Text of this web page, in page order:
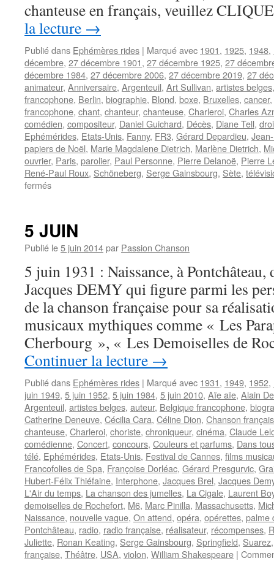
chanteuse en français, veuillez
la lecture →
Publié dans Ephémères rides | Marqué avec 1901, 1925, 1948,
décembre, 27 décembre 1901, 27 décembre 1925, 27
décembre 1984, 27 décembre 2006, 27 décembre 2019, 27
animateur, Anniversaire, Argenteuil, Art Sullivan, artistes belges
francophone, Berlin, biographie, Blond, boxe, Bruxelles, cancer,
francophone, chant, chanteur, chanteuse, Charleroi, Charles
comédien, compositeur, Daniel Guichard, Décès, Diane Tell,
Ephémérides, Etats-Unis, Fanny, FR3, Gérard Depardieu,
papiers de Noël, Marie Magdalene Dietrich, Marlène Dietrich,
ouvrier, Paris, parolier, Paul Personne, Pierre Delanoë, Pierre
René-Paul Roux, Schöneberg, Serge Gainsbourg, Sète,
ferméssur
5 JUIN
Publié le5 juin 2014par Passion Chanson
5 juin 1931 : Naissance, à Pontchâteau,
Jacques DEMY qui figure parmi les
de la chanson française pour sa
musicaux mythiques comme « Les
Cherbourg », « Les Demoiselles de
Continuer la lecture →
Publié dans Ephémères rides | Marqué avec 1931, 1949, 1952,
juin 1949, 5 juin 1952, 5 juin 1984, 5 juin 2010, Aïe aïe, Alain
Argenteuil, artistes belges, auteur, Belgique francophone,
Catherine Deneuve, Cécilia Cara, Céline Dion, Chanson
chanteuse, Charleroi, choriste, chroniqueur, cinéma, Claude
comédienne, Concert, concours, Couleurs et parfums, Dans
télé, Ephémérides, Etats-Unis, Festival de Cannes, films
Francofolies de Spa, Françoise Dorléac, Gérard Presgurvic,
Hubert-Félix Thiéfaine, Interphone, Jacques Brel, Jacques
L'Air du temps, La chanson des jumelles, La Cigale, Laurent
demoiselles de Rochefort, M6, Marc Pinilla, Massachusetts,
Naissance, nouvelle vague, On attend, opéra, opérettes, palme
Pontchâteau, radio, radio française, réalisateur, récompenses,
Juliette, Ronan Keating, Serge Gainsbourg, Springfield, Suarez
française, Théâtre, USA, violon, William Shakespeare |